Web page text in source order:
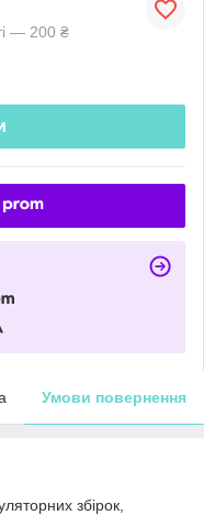
— 200 ₴
Умови повернення
збірок,